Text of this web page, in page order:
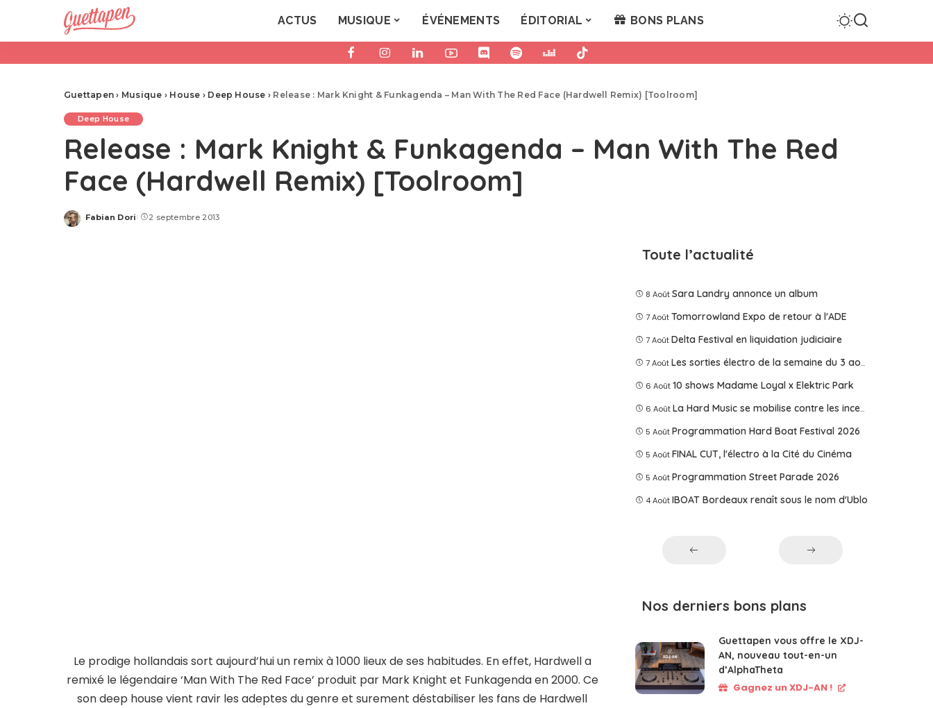
ACTUS MUSIQUE ÉVÉNEMENTS ÉDITORIAL BONS PLANS
Guettapen › Musique › House › Deep House › Release : Mark Knight & Funkagenda – Man With The Red Face (Hardwell Remix) [Toolroom]
Deep House
Release : Mark Knight & Funkagenda – Man With The Red
Face (Hardwell Remix) [Toolroom]
Posted
Fabian Dori 2 septembre 2013
Le prodige hollandais sort aujourd’hui un remix à 1000 lieux de ses habitudes. En effet, Hardwell a
remixé le légendaire ‘Man With The Red Face’ produit par Mark Knight et Funkagenda en 2000. Ce
son deep house vient ravir les adeptes du genre et surement déstabiliser les fans de Hardwell
Toute l’actualité
8 Août Sara Landry annonce un album
7 Août Tomorrowland Expo de retour à l'ADE
7 Août Delta Festival en liquidation judiciaire
7 Août Les sorties électro de la semaine du 3 août 2026
6 Août 10 shows Madame Loyal x Elektric Park
6 Août La Hard Music se mobilise contre les incendies
5 Août Programmation Hard Boat Festival 2026
5 Août FINAL CUT, l'électro à la Cité du Cinéma
5 Août Programmation Street Parade 2026
4 Août IBOAT Bordeaux renaît sous le nom d'Ublo
Nos derniers bons plans
Guettapen vous offre le XDJ-
AN, nouveau tout-en-un
d’AlphaTheta
Gagnez un XDJ-AN !